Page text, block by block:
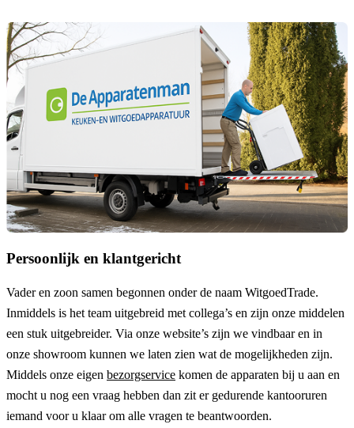
Persoonlijk en klantgericht
Vader en zoon samen begonnen onder de naam WitgoedTrade.
Inmiddels is het team uitgebreid met collega’s en zijn onze middelen
een stuk uitgebreider. Via onze website’s zijn we vindbaar en in
onze showroom kunnen we laten zien wat de mogelijkheden zijn.
Middels onze eigen bezorgservice komen de apparaten bij u aan en
mocht u nog een vraag hebben dan zit er gedurende kantooruren
iemand voor u klaar om alle vragen te beantwoorden.